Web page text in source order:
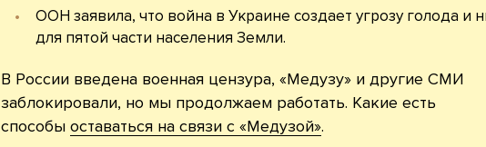
ООН заявила, что война в Украине создает угрозу голода и
для пятой части населения Земли.
В России введена военная цензура, «Медузу» и другие СМИ
заблокировали, но мы продолжаем работать. Какие есть
способы оставаться на связи с «Медузой».